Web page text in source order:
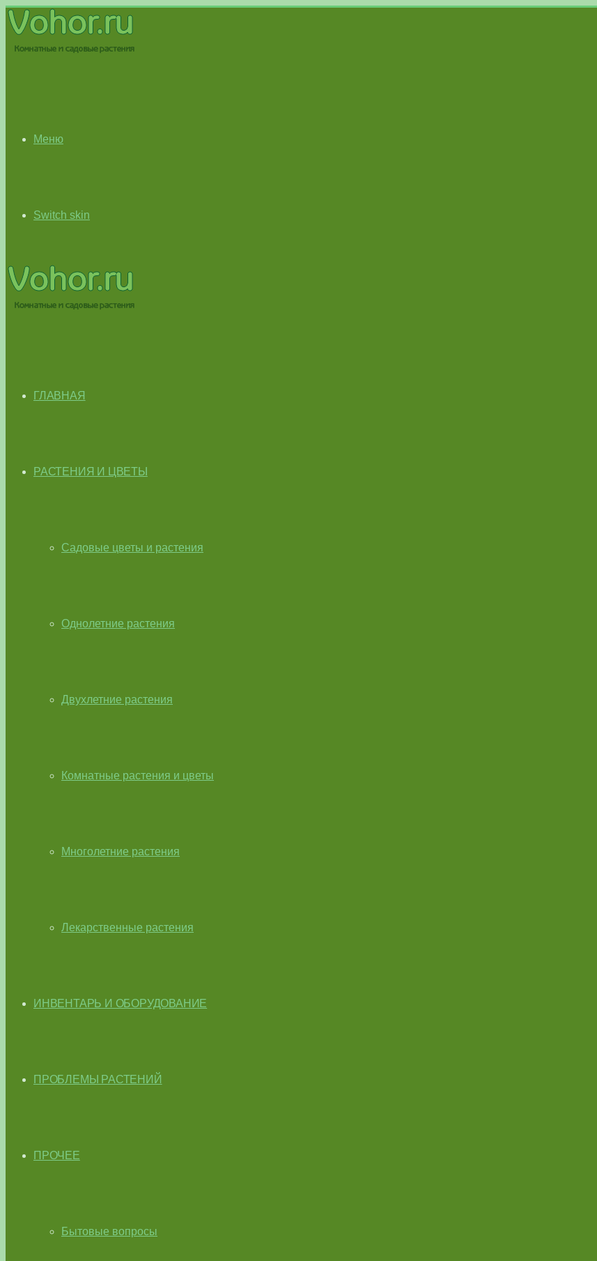
Меню
Switch skin
ГЛАВНАЯ
РАСТЕНИЯ И ЦВЕТЫ
Садовые цветы и растения
Однолетние растения
Двухлетние растения
Комнатные растения и цветы
Многолетние растения
Лекарственные растения
ИНВЕНТАРЬ И ОБОРУДОВАНИЕ
ПРОБЛЕМЫ РАСТЕНИЙ
ПРОЧЕЕ
Бытовые вопросы